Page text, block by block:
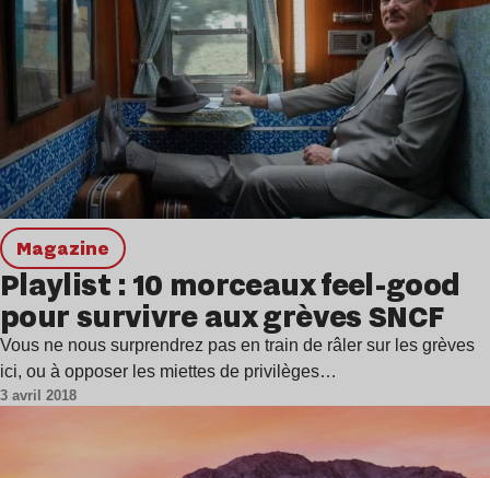
magazine
Playlist : 10 morceaux feel-good
pour survivre aux grèves SNCF
Vous ne nous surprendrez pas en train de râler sur les grèves
ici, ou à opposer les miettes de privilèges…
3 avril 2018